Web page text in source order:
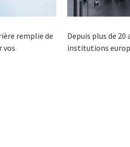
remplie de
vos
Depuis plus de
institutions